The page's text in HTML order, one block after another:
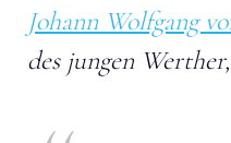
Johann Wolfgang
des jungen Werther,